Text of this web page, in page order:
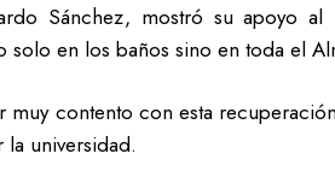
Sánchez, mostró su apoyo
en los baños sino en toda el
muy contento con esta
universidad.